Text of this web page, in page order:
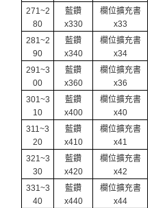
271~2
80
藍鑽
x330
欄位擴充書
x33
281~2
90
藍鑽
x340
欄位擴充書
x34
291~3
00
藍鑽
x360
欄位擴充書
x36
301~3
10
藍鑽
x400
欄位擴充書
x40
311~3
20
藍鑽
x410
欄位擴充書
x41
321~3
30
藍鑽
x420
欄位擴充書
x42
331~3
40
藍鑽
x440
欄位擴充書
x44